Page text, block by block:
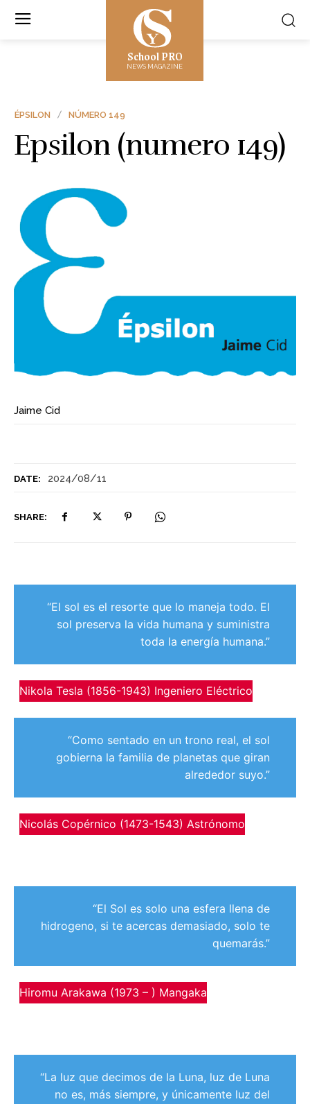
School PRO
NEWS MAGAZINE
DATE: 2024/08/11
SHARE:
ÉPSILON NÚMERO 149
Epsilon (numero 149)
Jaime Cid
“El sol es el resorte que lo maneja todo. El
sol preserva la vida humana y suministra
toda la energía humana.”
Nikola Tesla (1856-1943) Ingeniero Eléctrico
“Como sentado en un trono real, el sol
gobierna la familia de planetas que giran
alrededor suyo.”
Nicolás Copérnico (1473-1543) Astrónomo
“El Sol es solo una esfera llena de
hidrogeno, si te acercas demasiado, solo te
quemarás.”
Hiromu Arakawa (1973 – ) Mangaka
“La luz que decimos de la Luna, luz de Luna
no es, más siempre, y únicamente luz del